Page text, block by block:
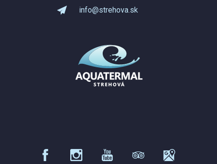
info@strehova.sk